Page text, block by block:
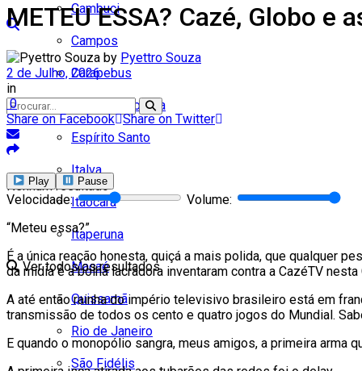
Cambuci
Campos
Carapebus
Cardoso Moreira
Espírito Santo
Italva
Itaocara
Itaperuna
Macaé
Quissamã
Rio de Janeiro
São Fidélis
Nenhum resultado
Ver todos os resultados
METEU ESSA? Cazé, Globo e
by Pyettro Souza
2 de Julho, 2026
in
0
Share on Facebook Share on Twitter
Play Pause
Velocidade:
Volume:
“Meteu essa?”
É a única reação honesta, quiçá a mais polida, que qualquer
da mídia e a bolha lacradora inventaram contra a CazéTV nesta
A até então rainha do império televisivo brasileiro está em
transmissão de todos os cento e quatro jogos do Mundial.
E quando o monopólio sangra, meus amigos, a primeira arma